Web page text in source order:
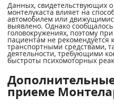
Данных, свидетельствующих
монтелукаста влияет на
автомобилем или
выявлено. Однако
головокружениях, поэтому
пациентам не рекомендуется
транспортными средствами,
деятельности, требующими
быстроты психомоторных
приеме